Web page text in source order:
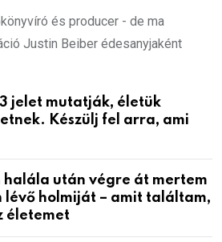
és producer - de ma
Justin Beiber édesanyjaként
jelet mutatják, életük
Készülj fel arra, ami
halála után végre át mertem
lévő holmiját – amit találtam,
életemet